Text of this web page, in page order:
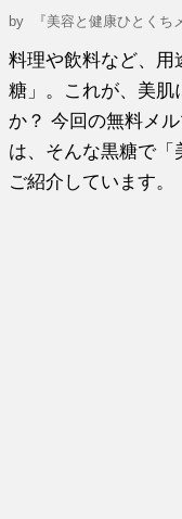
by 『美容と健康ひとくち
料理や飲料など、用
糖」。これが、美肌
か？ 今回の無料メ
は、そんな黒糖で「
ご紹介しています。